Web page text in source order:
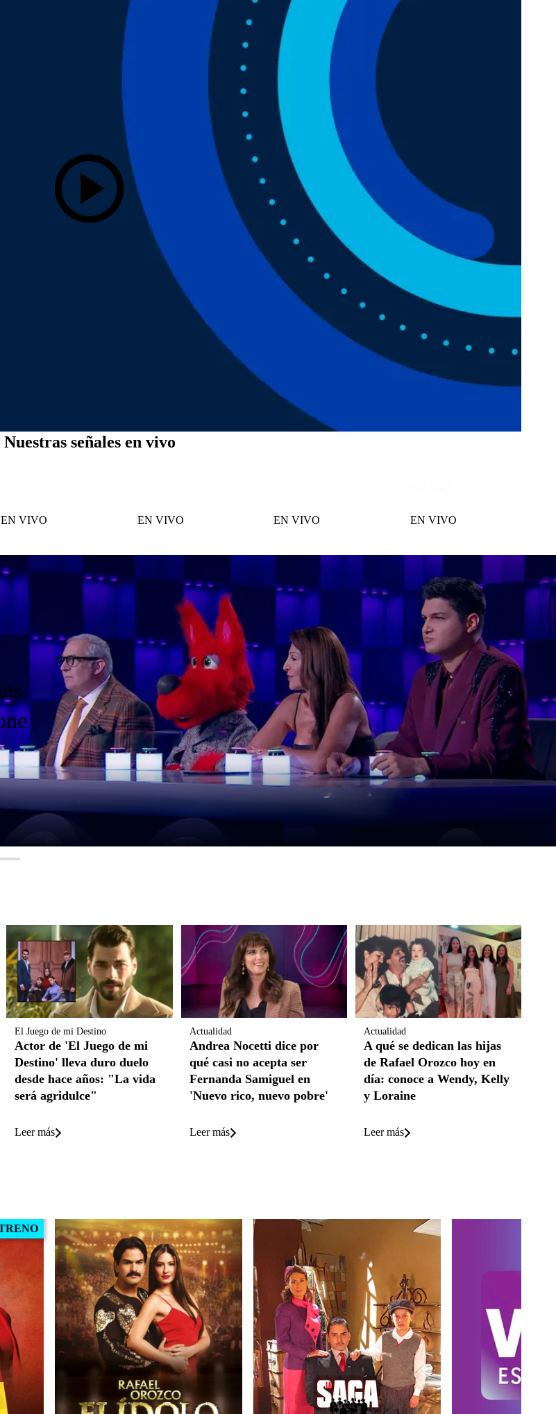
Nuestras señales en vivo
EN VIVO EN VIVO EN VIVO EN VIVO
Capítulo 3 María la Caprichosa: María
descubre secreto de Willington y
trabajar por su bebé
Ver capítulo
El Juego de mi Destino
Actor de 'El Juego de mi
Destino' lleva duro duelo
desde hace años: "La vida
será agridulce"
Leer más
Actualidad
Andrea Nocetti dice por
qué casi no acepta ser
Fernanda Samiguel en
'Nuevo rico, nuevo pobre'
Leer más
Actualidad
A qué se dedican las hijas
de Rafael Orozco hoy en
día: conoce a Wendy, Kelly
y Loraine
Leer más
Rafael Orozco 2026 La Saga, Negocio de Familia